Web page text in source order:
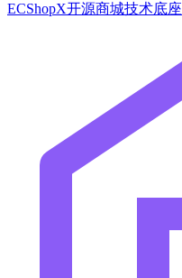
ECShopX开源商城技术底座